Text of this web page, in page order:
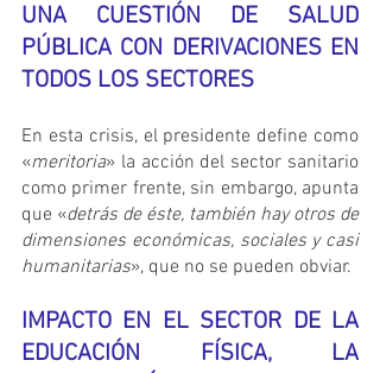
UNA CUESTIÓN DE SALUD
PÚBLICA CON DERIVACIONES EN
TODOS LOS SECTORES
En esta crisis, el presidente define como
«meritoria» la acción del sector sanitario
como primer frente, sin embargo, apunta
que «detrás de éste, también hay otros de
dimensiones económicas, sociales y casi
humanitarias», que no se pueden obviar.
IMPACTO EN EL SECTOR DE LA
EDUCACIÓN FÍSICA, LA